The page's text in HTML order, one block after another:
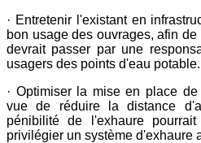
· Entretenir l'existant en
bon usage des ouvrages, afin
devrait passer par une
usagers des points d'eau potable.
· Optimiser la mise en place
vue de réduire la distance
pénibilité de l'exhaure
privilégier un système d'exhaure